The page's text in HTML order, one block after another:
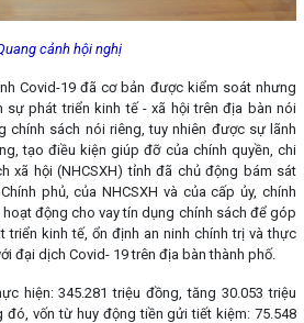
cảnh hội nghị
Covid-19 đã cơ bản được kiểm soát nhưng
sự phát triển kinh tế - xã hội trên địa bàn nói
chính sách nói riêng, tuy nhiên được sự lãnh
tạo điều kiện giúp đỡ của chính quyền, chi
xã hội (NHCSXH) tỉnh đã chủ động bám sát
phủ, của NHCSXH và của cấp ủy, chính
động cho vay tín dụng chính sách để góp
triển kinh tế, ổn định an ninh chính trị và thực
đại dịch Covid- 19 trên địa bàn thành phố.
hiện: 345.281 triệu đồng, tăng 30.053 triệu
đó, vốn từ huy động tiền gửi tiết kiệm: 75.548